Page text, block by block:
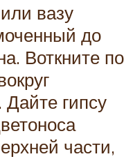
вазу
до
Воткните по
гипсу
части,